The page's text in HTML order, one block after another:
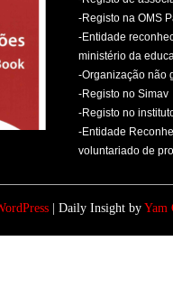
-Registo na OMS
-Entidade
ministério da
-Organização não
-Registo no Simav
-Registo no
-Entidade
voluntariado de
| Daily Insight by Yam